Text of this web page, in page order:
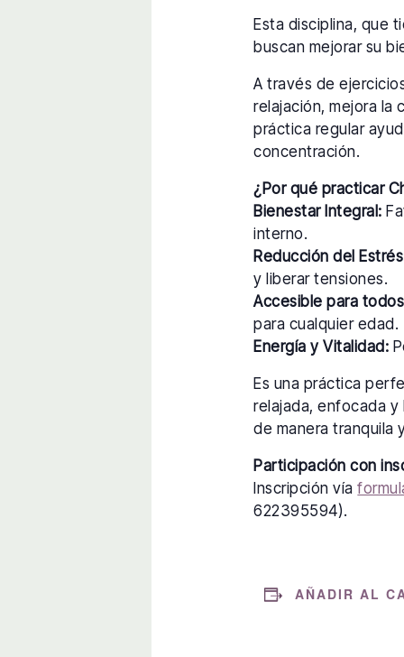
Esta disciplina, que
buscan mejorar su
A través de
relajación, mejora la
práctica regular
concentración.
¿Por qué practicar
Bienestar Integral:
interno.
Reducción del
y liberar tensiones.
Accesible para
para cualquier edad.
Energía y Vitalidad:
Es una práctica
relajada, enfocada
de manera tranquila
Participación con
Inscripción vía
622395594).
AÑADIR AL